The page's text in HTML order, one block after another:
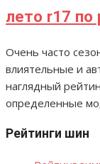
лето r17 по
Очень часто
влиятельные и
наглядный
определенные
Рейтинги шин